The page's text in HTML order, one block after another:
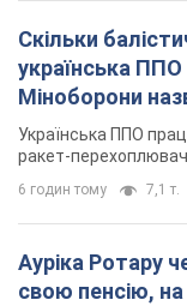
Скільки
українська ППО
Міноборони
Українська ППО
ракет-
6 годин тому 7,1 т.
Ауріка Ротару
свою пенсію, на